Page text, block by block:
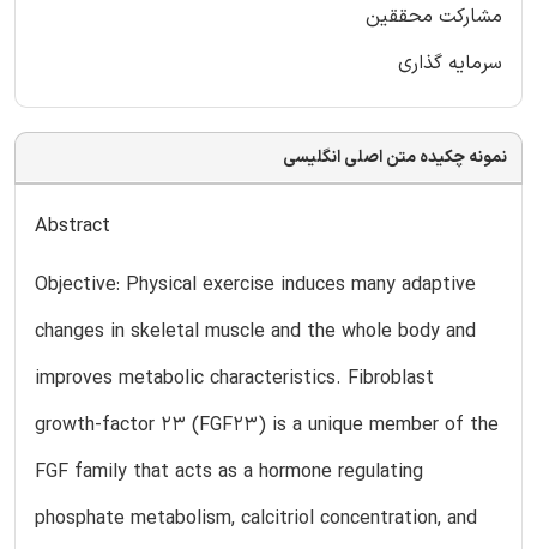
مشارکت محققین
سرمایه گذاری
نمونه چکیده متن اصلی انگلیسی
Abstract
Objective: Physical exercise induces many adaptive
changes in skeletal muscle and the whole body and
improves metabolic characteristics. Fibroblast
growth-factor 23 (FGF23) is a unique member of the
FGF family that acts as a hormone regulating
phosphate metabolism, calcitriol concentration, and